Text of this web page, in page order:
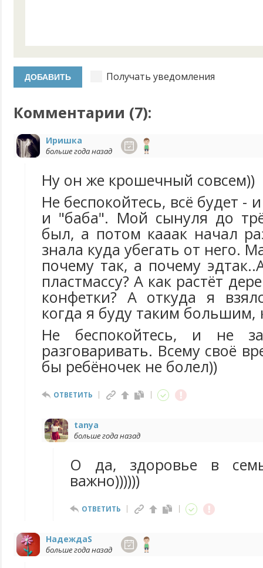
Получать уведомления
Комментарии (7):
Иришка
больше года назад
Ну он же крошечный совсем))
Не беспокойтесь, всё будет -
и "баба". Мой сынуля до
был, а потом кааак начал
знала куда убегать от него.
почему так, а почему
пластмассу? А как растёт
конфетки? А откуда я
когда я буду таким большим,
Не беспокойтесь, и не
разговаривать. Всему своё
бы ребёночек не болел))
ОТВЕТИТЬ
tanya
больше года назад
О да, здоровье в
важно))))))
ОТВЕТИТЬ
НадеждаS
больше года назад